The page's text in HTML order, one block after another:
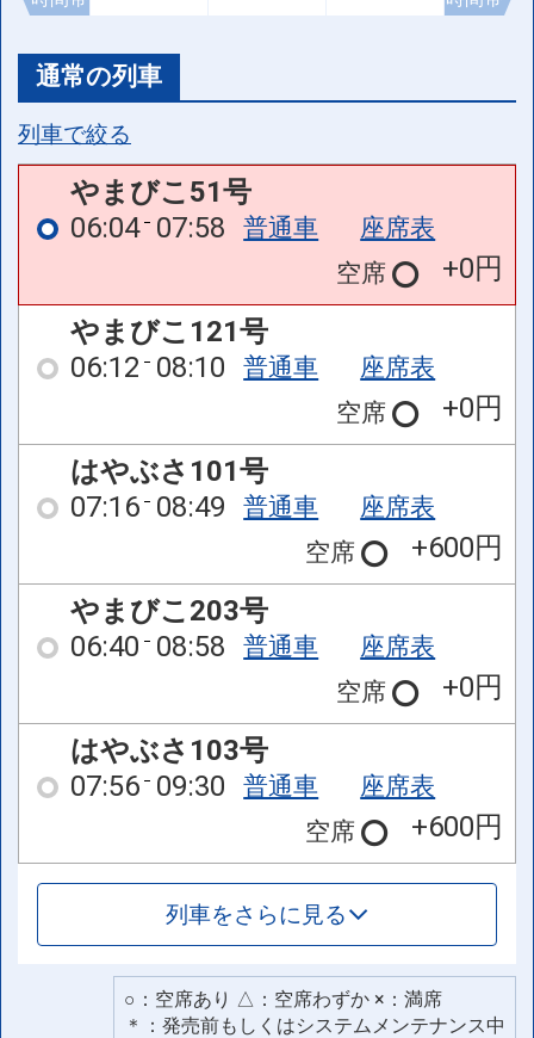
通常の列車
列車で絞る
やまびこ51号
06:04 07:58 普通車
座席表
空席
+0円
やまびこ121号
06:12 08:10 普通車
座席表
空席
+0円
はやぶさ101号
07:16 08:49 普通車
座席表
空席
+600円
やまびこ203号
06:40 08:58 普通車
座席表
空席
+0円
はやぶさ103号
07:56 09:30 普通車
座席表
空席
+600円
列車をさらに見る
○：空席あり △：空席わずか ×：満席
＊：発売前もしくはシステムメンテナンス中